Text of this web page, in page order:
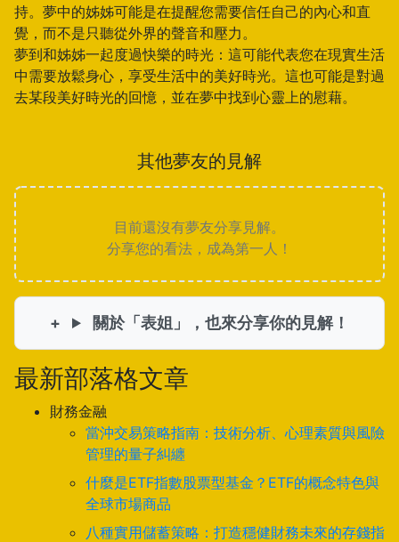
持。夢中的姊姊可能是在提醒您需要信任自己的內心和直
覺，而不是只聽從外界的聲音和壓力。
夢到和姊姊一起度過快樂的時光：這可能代表您在現實生活
中需要放鬆身心，享受生活中的美好時光。這也可能是對過
去某段美好時光的回憶，並在夢中找到心靈上的慰藉。
其他夢友的見解
目前還沒有夢友分享見解。
分享您的看法，成為第一人！
關於「表姐」，也來分享你的見解！
最新部落格文章
財務金融
當沖交易策略指南：技術分析、心理素質與風險
管理的量子糾纏
什麼是ETF指數股票型基金？ETF的概念特色與
全球市場商品
八種實用儲蓄策略：打造穩健財務未來的存錢指